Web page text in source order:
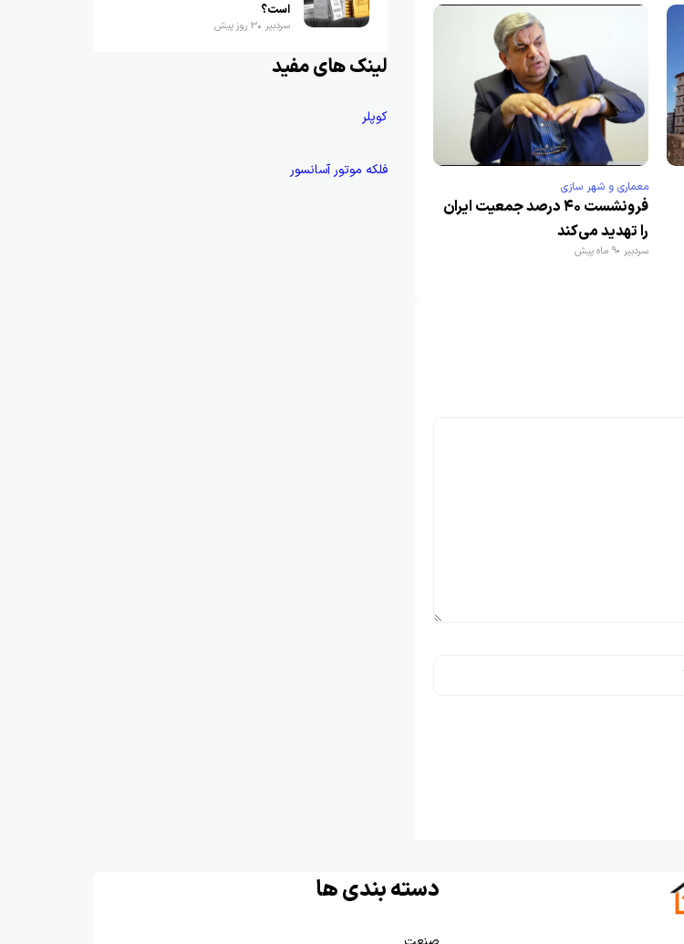
معماری و شهر سازی
فرونشست ۴۰ درصد جمعیت ایران
را تهدید می‌کند
سردبیر 9 ماه پیش
است؟
سردبیر 3 روز پیش
لینک های مفید
کوپلر
فلکه موتور آسانسور
دسته بندی ها